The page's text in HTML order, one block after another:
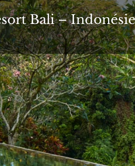
Bali – Indonésie